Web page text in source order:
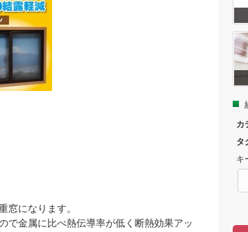
窓になります。
で金属に比べ熱伝導率が低く断熱効果アッ
カ
タ
キ